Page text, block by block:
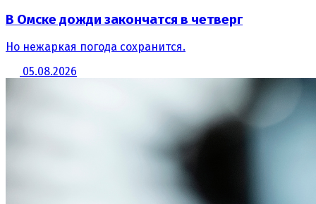
В Омске дожди закончатся в четверг
Но нежаркая погода сохранится.
05.08.2026